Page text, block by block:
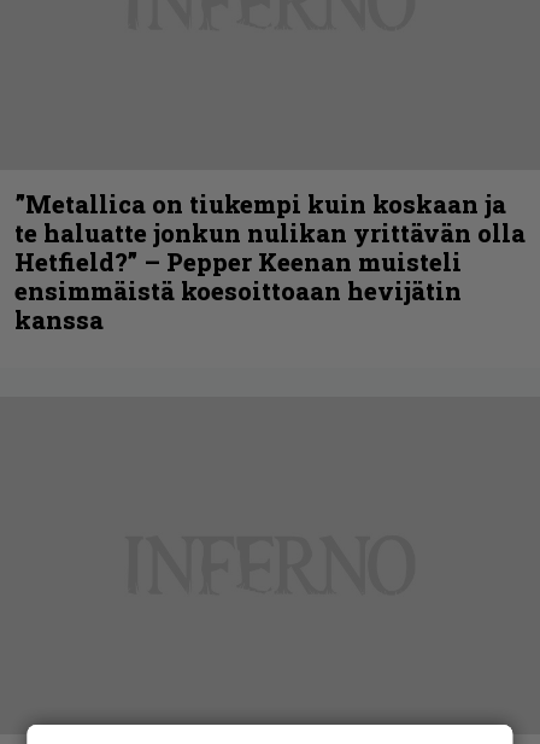
”Metallica on tiukempi kuin koskaan ja
te haluatte jonkun nulikan yrittävän olla
Hetfield?” – Pepper Keenan muisteli
ensimmäistä koesoittoaan hevijätin
kanssa